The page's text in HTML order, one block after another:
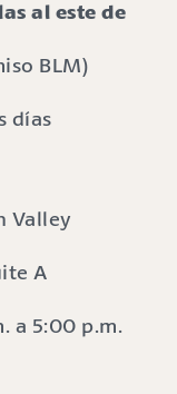
al este de
BLM)
días
Valley
A
a 5:00 p.m.